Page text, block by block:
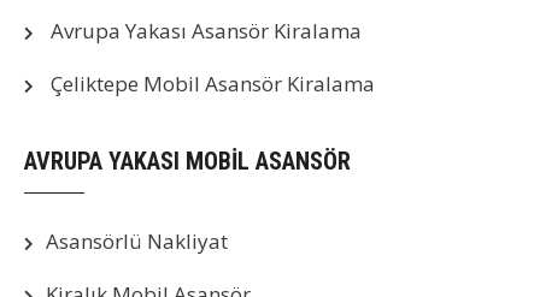
Avrupa Yakası Asansör Kiralama
Çeliktepe Mobil Asansör Kiralama
AVRUPA YAKASI MOBİL ASANSÖR
Asansörlü Nakliyat